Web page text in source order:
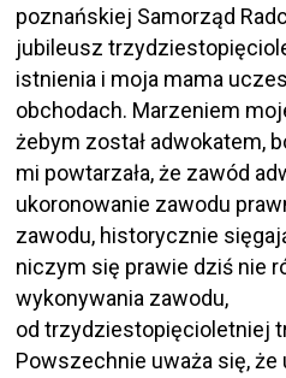
poznańskiej Samorząd
jubileusz
istnienia i moja mama
obchodach. Marzeniem
żebym został adwokatem,
mi powtarzała, że zawód
ukoronowanie zawodu
zawodu, historycznie
niczym się prawie dziś nie
wykonywania zawodu,
od trzydziestopięcioletniej
Powszechnie uważa się, że